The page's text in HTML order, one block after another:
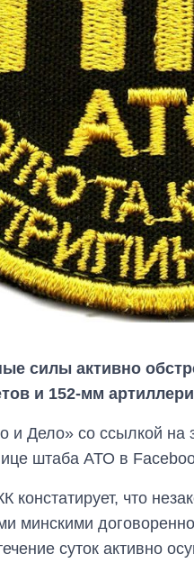
силы активно
и 152-мм
и Дело» со ссылкой на
штаба АТО в
констатирует, что
минскими
суток активно